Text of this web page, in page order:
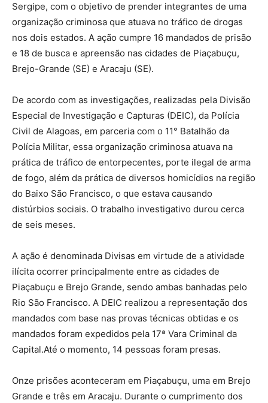
Sergipe, com o objetivo de prender integrantes de uma
organização criminosa que atuava no tráfico de drogas
nos dois estados. A ação cumpre 16 mandados de prisão
e 18 de busca e apreensão nas cidades de Piaçabuçu,
Brejo-Grande (SE) e Aracaju (SE).
De acordo com as investigações, realizadas pela Divisão
Especial de Investigação e Capturas (DEIC), da Polícia
Civil de Alagoas, em parceria com o 11° Batalhão da
Polícia Militar, essa organização criminosa atuava na
prática de tráfico de entorpecentes, porte ilegal de arma
de fogo, além da prática de diversos homicídios na região
do Baixo São Francisco, o que estava causando
distúrbios sociais. O trabalho investigativo durou cerca
de seis meses.
A ação é denominada Divisas em virtude de a atividade
ilícita ocorrer principalmente entre as cidades de
Piaçabuçu e Brejo Grande, sendo ambas banhadas pelo
Rio São Francisco. A DEIC realizou a representação dos
mandados com base nas provas técnicas obtidas e os
mandados foram expedidos pela 17ª Vara Criminal da
Capital.Até o momento, 14 pessoas foram presas.
Onze prisões aconteceram em Piaçabuçu, uma em Brejo
Grande e três em Aracaju. Durante o cumprimento dos